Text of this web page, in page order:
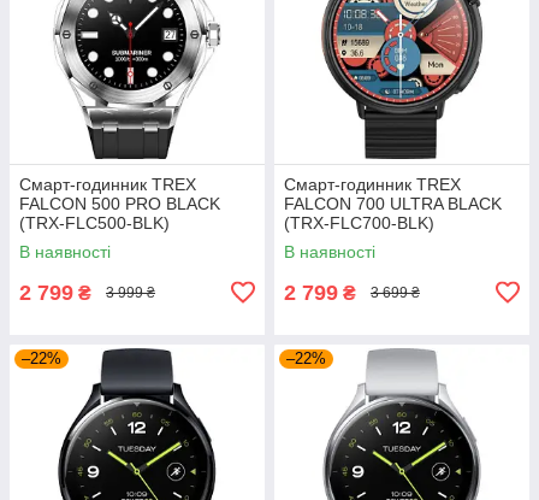
Cмарт-годинник TREX
FALCON 500 PRO BLACK
(TRX-FLC500-BLK)
В наявності
2 799 ₴ 3 999 ₴
Cмарт-годинник TREX
FALCON 700 ULTRA BLACK
(TRX-FLC700-BLK)
В наявності
2 799 ₴ 3 699 ₴
–22% –22%